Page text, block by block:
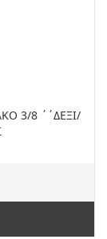
3/8 ΄΄ΔΕΞΙ/